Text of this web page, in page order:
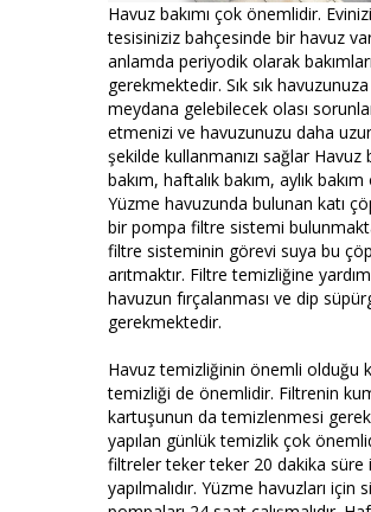
Havuz bakımı çok önemlidir.
tesisiniziz bahçesinde bir havuz
anlamda periyodik olarak
gerekmektedir. Sık sık
meydana gelebilecek olası
etmenizi ve havuzunuzu daha
şekilde kullanmanızı sağlar Havuz
bakım, haftalık bakım, aylık bakım
Yüzme havuzunda bulunan katı
bir pompa filtre sistemi
filtre sisteminin görevi suya bu
arıtmaktır. Filtre temizliğine
havuzun fırçalanması ve dip
gerekmektedir.
Havuz temizliğinin önemli olduğu
temizliği de önemlidir. Filtrenin
kartuşunun da temizlenmesi
yapılan günlük temizlik çok
filtreler teker teker 20 dakika süre
yapılmalıdır. Yüzme havuzları için